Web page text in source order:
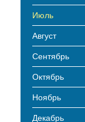
Июль
Август
Сентябрь
Октябрь
Ноябрь
Декабрь